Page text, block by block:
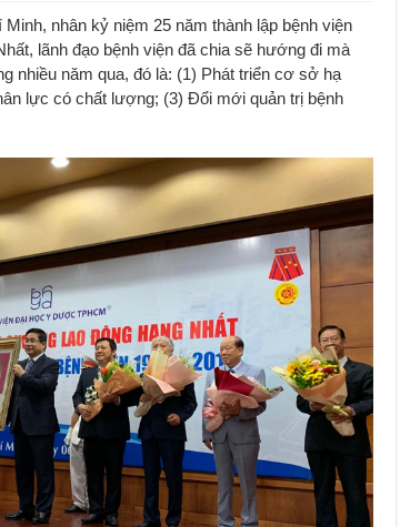
nhân kỷ niệm 25 năm thành lập bệnh viện
lãnh đạo bệnh viện đã chia sẽ hướng đi mà
nhiều năm qua, đó là: (1) Phát triển cơ sở hạ
lực có chất lượng; (3) Đổi mới quản trị bệnh